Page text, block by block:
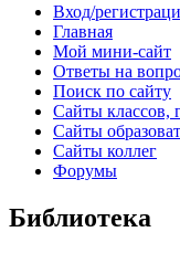
Вход/
Главная
Мой мини-сайт
Ответы на
Поиск по сайту
Сайты классов,
Сайты
Сайты коллег
Форумы
Библиотека